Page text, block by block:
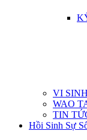
VI
WAO
TIN
Hồi Sinh Sự